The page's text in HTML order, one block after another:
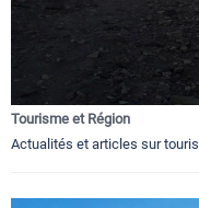
Tourisme et Région
Actualités et articles sur